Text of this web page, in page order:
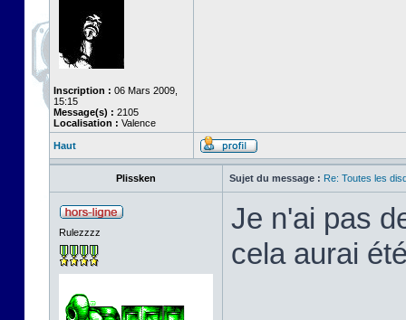
Inscription : 06 Mars 2009,
15:15
Message(s) : 2105
Localisation : Valence
Haut
Plissken Sujet du message : Re: Toutes les
Rulezzzz
Je n'ai pas
cela aurai